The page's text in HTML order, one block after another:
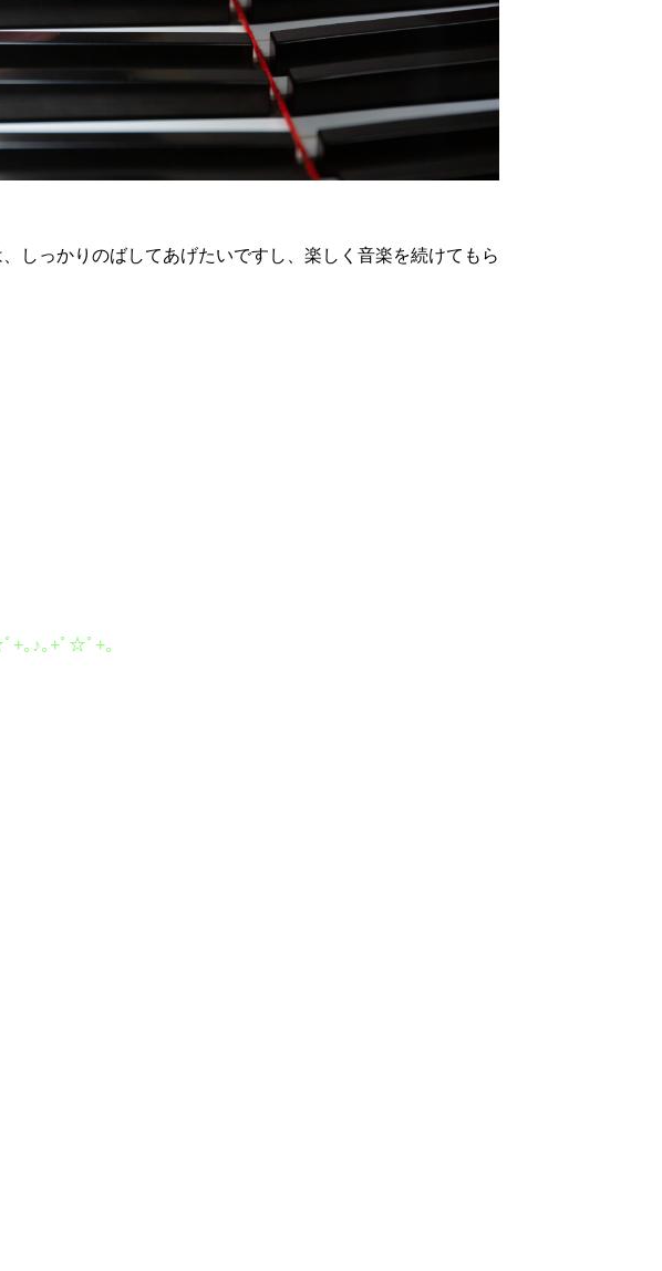
しっかりのばしてあげたいですし、楽しく音楽を続けてもら
+｡ ♪｡+ﾟ☆ﾟ +｡